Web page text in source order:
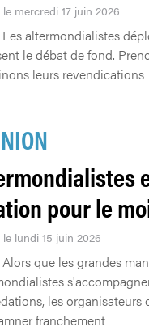
mercredi 17 juin 2026
Les altermondialistes
le débat de fond.
leurs revendications
pour le
le lundi 15 juin 2026
Alors que les grandes
les organisateurs
franchement